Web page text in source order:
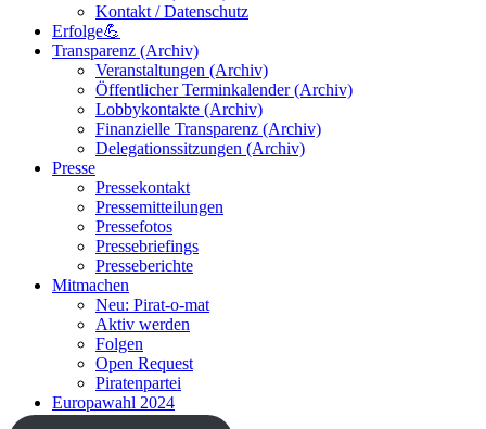
Kontakt / Datenschutz
Erfolge💪
Transparenz (Archiv)
Veranstaltungen (Archiv)
Öffentlicher Terminkalender (Archiv)
Lobbykontakte (Archiv)
Finanzielle Transparenz (Archiv)
Delegationssitzungen (Archiv)
Presse
Pressekontakt
Pressemitteilungen
Pressefotos
Pressebriefings
Presseberichte
Mitmachen
Neu: Pirat-o-mat
Aktiv werden
Folgen
Open Request
Piratenpartei
Europawahl 2024